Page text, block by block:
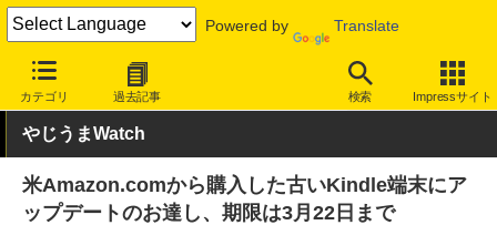
Powered by Translate
カテゴリ 過去記事 検索 Impressサイト
INTERNET Watch トピック
やじうまWatch
米Amazon.comから購入した古いKindle端末にア
ップデートのお達し、期限は3月22日まで